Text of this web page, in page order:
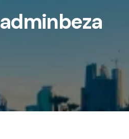
adminbeza